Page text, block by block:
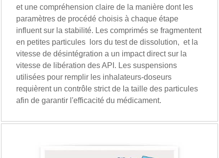
et une compréhension claire de la manière dont les
paramètres de procédé choisis à chaque étape
influent sur la stabilité. Les comprimés se fragmentent
en petites particules lors du test de dissolution, et la
vitesse de désintégration a un impact direct sur la
vitesse de libération des API. Les suspensions
utilisées pour remplir les inhalateurs-doseurs
requièrent un contrôle strict de la taille des particules
afin de garantir l'efficacité du médicament.